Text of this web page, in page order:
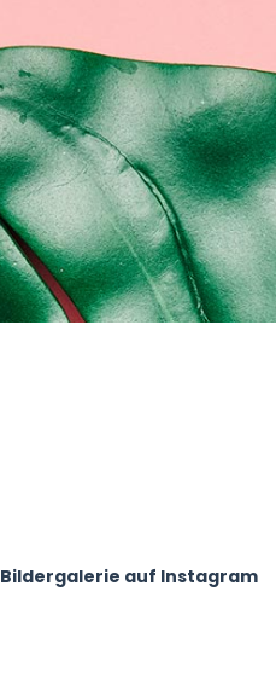
Bildergalerie auf Instagram